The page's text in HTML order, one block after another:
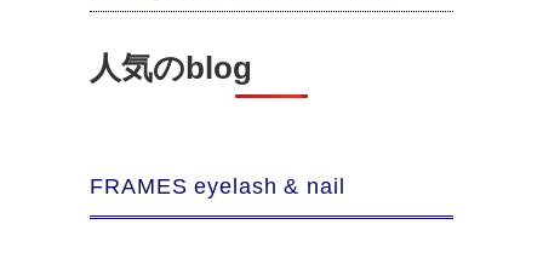
人気のblog
FRAMES eyelash & nail